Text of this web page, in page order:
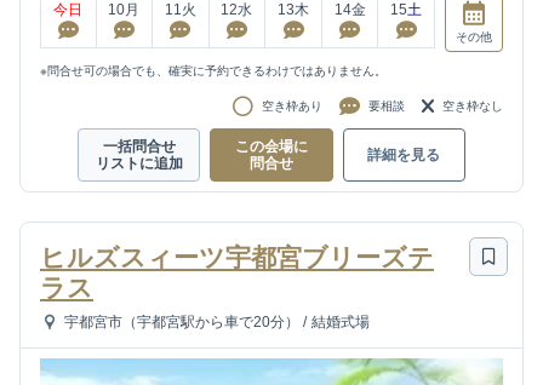
今日 10月 11火 12水 13木 14金 15土
その他
※問合せ可の場合でも、確実に予約できるわけではありません。
空き枠あり 要相談 空き枠なし
一括問合せ
リストに追加
この会場に
問合せ
詳細を見る
ヒルズスィーツ宇都宮ブリーズテ
ラス
宇都宮市（宇都宮駅から車で20分） / 結婚式場